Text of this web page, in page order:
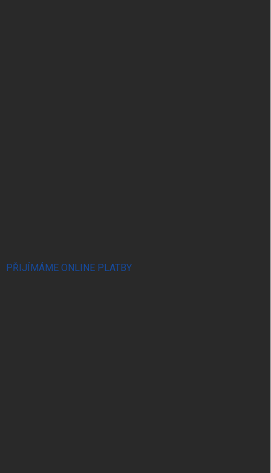
PŘIJÍMÁME ONLINE PLATBY